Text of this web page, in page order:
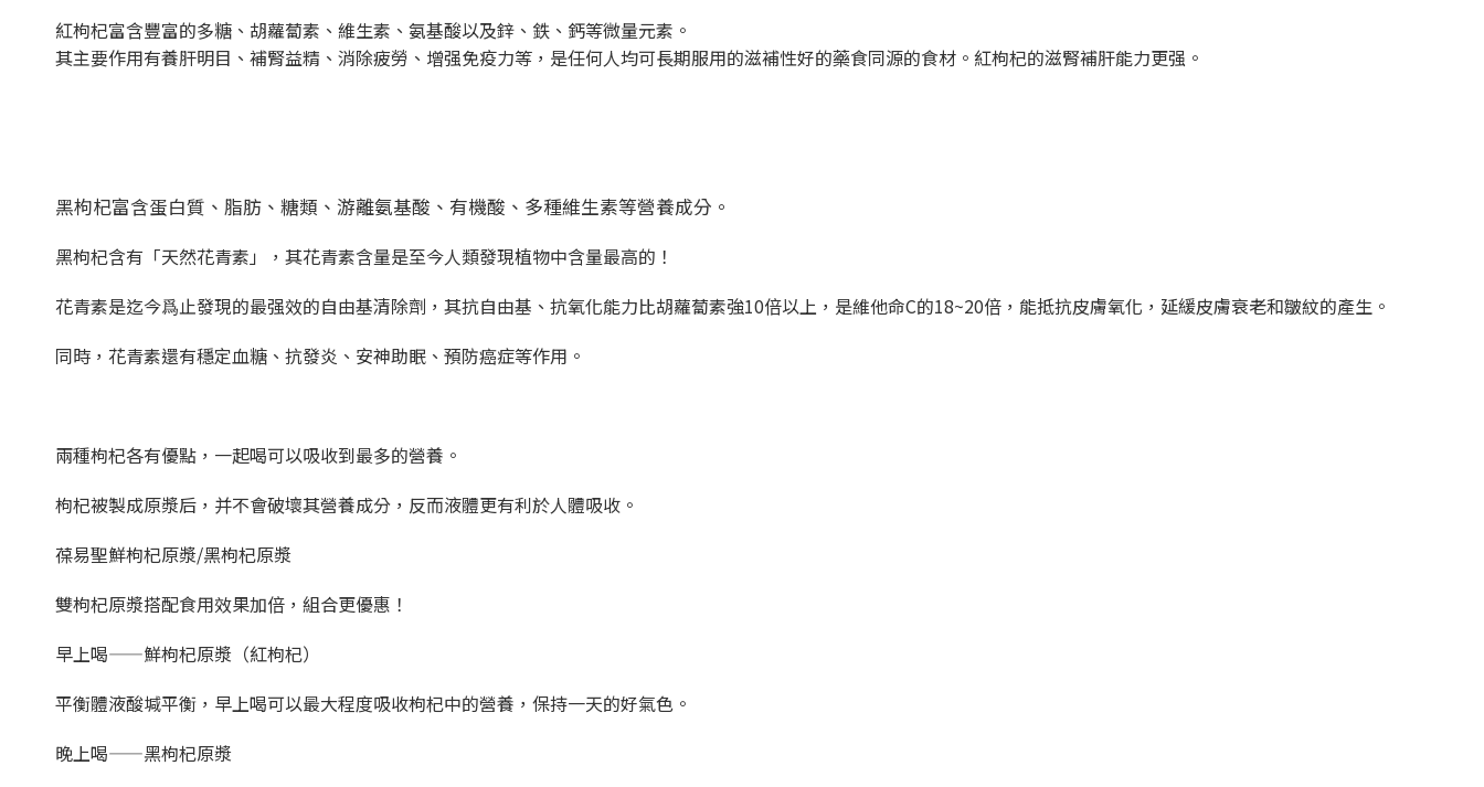
紅枸杞富含豐富的多糖、胡蘿蔔素、維生素、氨基酸以及鋅、鉄、鈣等微量元素。
其主要作用有養肝明目、補腎益精、消除疲勞、增强免疫力等，是任何人均可長期服用的滋補性好的藥食同源的食材。 紅枸杞的滋腎補肝能力更强。
黑枸杞富含蛋白質、脂肪、糖類、游離氨基酸、有機酸、多種維生素等營養成分。
黑枸杞含有「天然花青素」，其花青素含量是至今人類發現植物中含量最高的！
花青素是迄今爲止發現的最强效的自由基清除劑，其抗自由基、抗氧化能力比胡蘿蔔素強10倍以上， 是維他命C的18~20倍，能抵抗皮膚氧化，延緩皮膚衰老和皺紋的產生。
同時，花青素還有穩定血糖、抗發炎、安神助眠、預防癌症等作用。
兩種枸杞各有優點，一起喝可以吸收到最多的營養。
枸杞被製成原漿后，并不會破壞其營養成分，反而液體更有利於人體吸收。
葆易聖鮮枸杞原漿/黑枸杞原漿
雙枸杞原漿搭配食用效果加倍，組合更優惠！
早上喝——鮮枸杞原漿（紅枸杞）
平衡體液酸堿平衡，早上喝可以最大程度吸收枸杞中的營養，保持一天的好氣色。
晚上喝——黑枸杞原漿